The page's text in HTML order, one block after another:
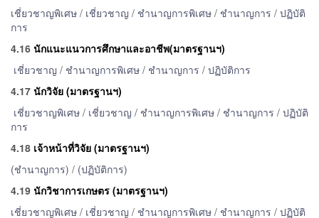
เชี่ยวชาญพิเศษ / เชี่ยวชาญ / ชำนาญการพิเศษ / ชำนาญการ / ปฏิบัติ
การ
4.16 นักแนะแนวการศึกษาและอาชีพ(มาตรฐานฯ)
เชี่ยวชาญ / ชำนาญการพิเศษ / ชำนาญการ / ปฏิบัติการ
4.17 นักวิจัย (มาตรฐานฯ)
เชี่ยวชาญพิเศษ / เชี่ยวชาญ / ชำนาญการพิเศษ / ชำนาญการ / ปฏิบัติ
การ
4.18 เจ้าหน้าที่วิจัย (มาตรฐานฯ)
(ชำนาญการ) / (ปฏิบัติการ)
4.19 นักวิชาการเกษตร (มาตรฐานฯ)
เชี่ยวชาญพิเศษ / เชี่ยวชาญ / ชำนาญการพิเศษ / ชำนาญการ / ปฏิบัติ